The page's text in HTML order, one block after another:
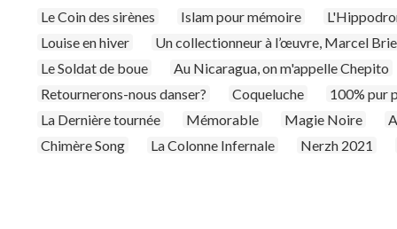
Le Coin des sirènes
Islam pour mémoire
Louise en hiver
Un collectionneur à l’œuvre, Marcel
Le Soldat de boue
Au Nicaragua, on m'appelle Chepito
Retournerons-nous danser?
Coqueluche
100% pur
La Dernière tournée
Mémorable Magie Noire
Chimère Song
La Colonne Infernale Nerzh 2021